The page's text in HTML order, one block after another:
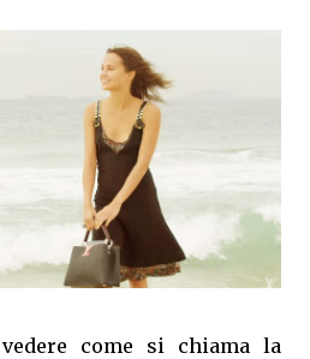
come si chiama la